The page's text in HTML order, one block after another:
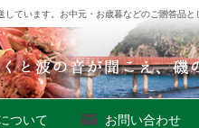
ています。お中元・お歳暮などのご贈答品と
ついて お問い合わせ